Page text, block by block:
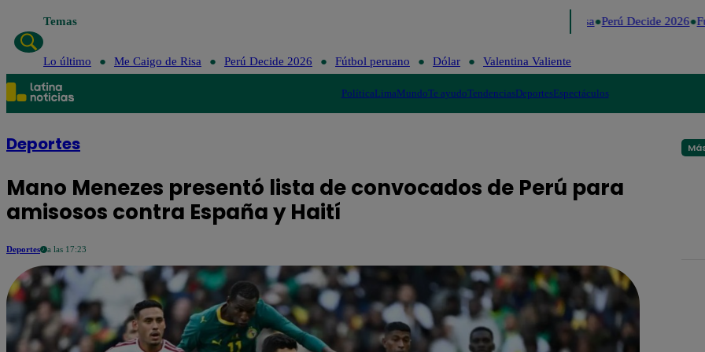
Temas Perú Decide 2026
Lo último Me Caigo de Risa Perú Decide 2026 Fútbol peruano Dólar Valentina Valiente
PolíticaLimaMundoTe ayudoTendenciasDeportesEspectáculos
Deportes
Mano Menezes presentó lista de convocados de Perú para
amisosos contra España y Haití
Deportes a las 17:23